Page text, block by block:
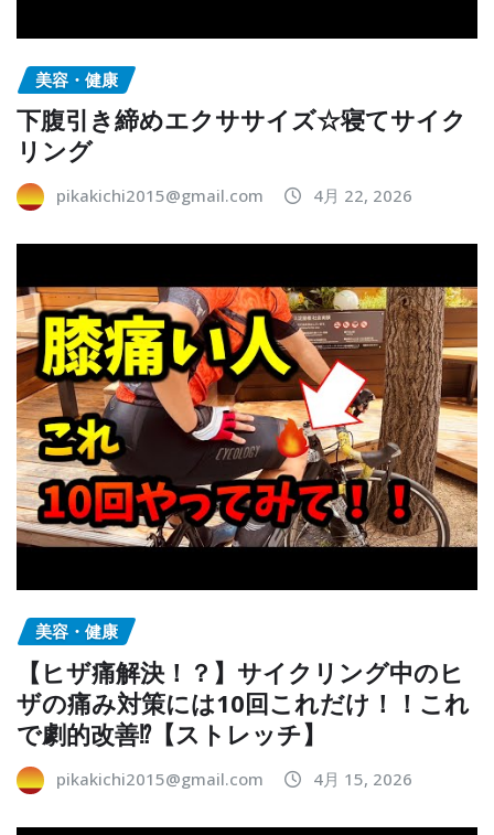
美容・健康
下腹引き締めエクササイズ☆寝てサイク
リング
pikakichi2015@gmail.com 4月 22, 2026
美容・健康
【ヒザ痛解決！？】サイクリング中のヒ
ザの痛み対策には10回これだけ！！これ
で劇的改善⁉︎【ストレッチ】
pikakichi2015@gmail.com 4月 15, 2026